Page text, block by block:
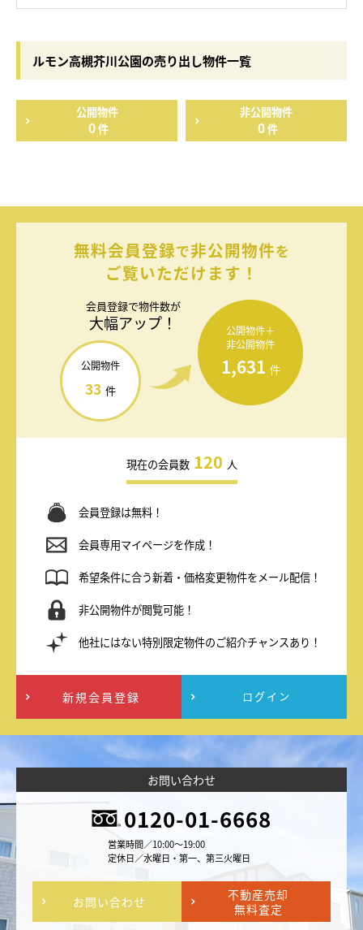
ルモン高槻芥川公園の売り出し物件一覧
公開物件
0件
非公開物件
0件
無料会員登録で非公開物件を
ご覧いただけます！
会員登録で物件数が
大幅アップ！
公開物件
33 件
公開物件＋
非公開物件
1,631 件
現在の会員数 120 人
会員登録は無料！
会員専用マイページを作成！
希望条件に合う新着・価格変更物件をメール配信！
非公開物件が閲覧可能！
他社にはない特別限定物件のご紹介チャンスあり！
新規会員登録 ログイン
お問い合わせ
0120-01-6668
営業時間／10:00～19:00
定休日／水曜日・第一、第三火曜日
お問い合わせ
不動産売却
無料査定